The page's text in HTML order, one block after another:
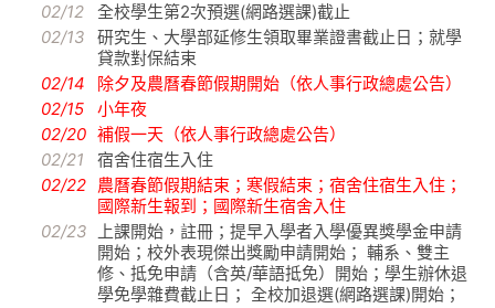
02/12
全校學生第2次預選(網路選課)截止
02/13
研究生、大學部延修生領取畢業證書截止日；就學
貸款對保結束
02/14
除夕及農曆春節假期開始（依人事行政總處公告）
02/15
小年夜
02/20 補假一天（依人事行政總處公告）
02/21
宿舍住宿生入住
02/22 農曆春節假期結束；寒假結束；宿舍住宿生入住；
國際新生報到；國際新生宿舍入住
02/23
上課開始，註冊；提早入學者入學優異獎學金申請
開始；校外表現傑出獎勵申請開始； 輔系、雙主
修、抵免申請（含英/華語抵免）開始；學生辦休退
學免學雜費截止日； 全校加退選(網路選課)開始；